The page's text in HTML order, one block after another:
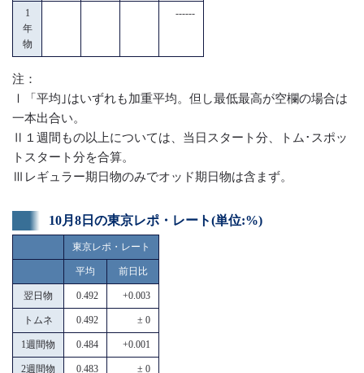
1
年
物
------
注：
Ⅰ「平均｣はいずれも加重平均。但し最低最高が空欄の場合は
一本出合い。
Ⅱ１週間もの以上については、当日スタート分、トム･スポッ
トスタート分を合算。
Ⅲレギュラー期日物のみでオッド期日物は含まず。
10月8日の東京レポ・レート(単位:%)
東京レポ・レート
平均 前日比
翌日物 0.492 +0.003
トムネ 0.492 ± 0
1週間物 0.484 +0.001
2週間物 0.483 ± 0